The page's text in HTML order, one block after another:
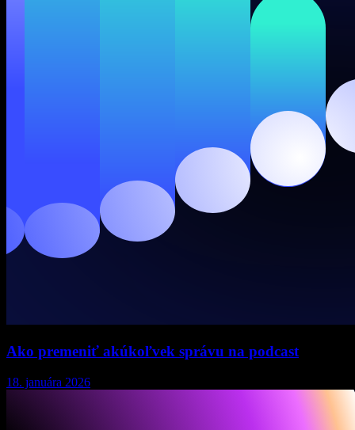
Ako premeniť akúkoľvek správu na podcast
18. januára 2026